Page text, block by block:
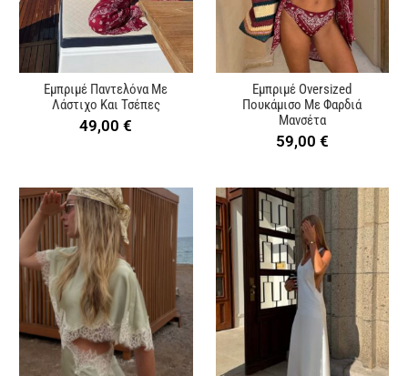
Εμπριμέ Παντελόνα Με
Λάστιχο Και Τσέπες
49,00€
Εμπριμέ Oversized
Πουκάμισο Με Φαρδιά
Μανσέτα
59,00 €